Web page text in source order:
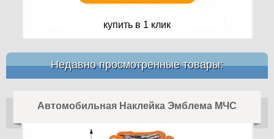
купить в 1 клик
Недавно просмотренные товары:
Автомобильная Наклейка Эмблема МЧС